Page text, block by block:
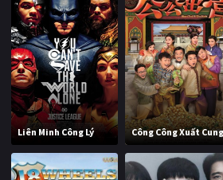
BLOG
Liên Minh Công Lý Công Công Xuất